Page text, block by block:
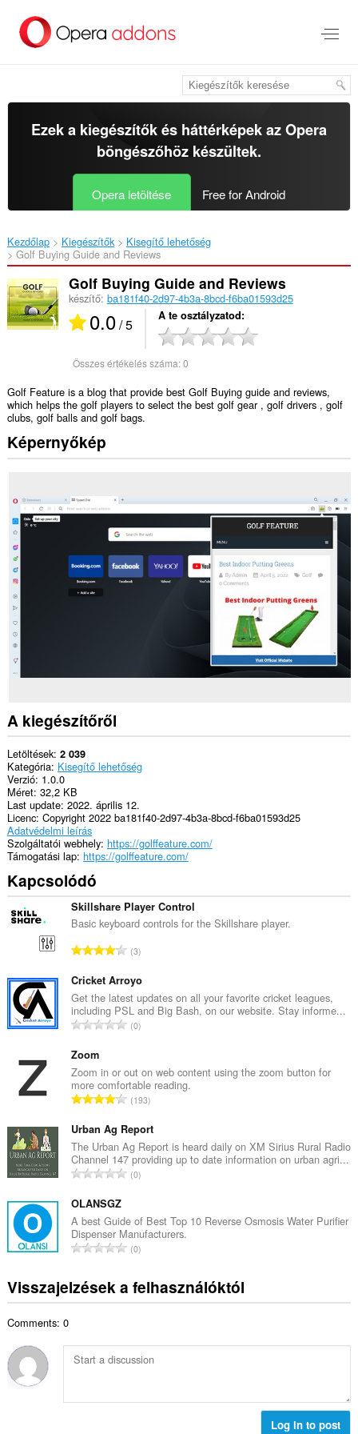
Ezek a kiegészítők és háttérképek azOpera
böngészőhözkészültek.
Opera letöltése Free for Android
Kezdőlap Kiegészítők
Kisegítő lehetőség
Golf Buying Guide and Reviews‎
Golf Buying Guide and Reviews
készítő: ba181f40-2d97-4b3a-8bcd-f6ba01593d25
0.0/ 5 A te osztályzatod
Összes értékelés száma:0
Golf Feature is a blog that provide best Golf Buying guide and reviews,
which helps the golf players to select the best golf gear , golf drivers , golf
clubs, golf balls and golf bags.
Képernyőkép
A kiegészítőről
Letöltések 2 039
Kategória Kisegítő lehetőség
Verzió 1.0.0
Méret 32,2 KB
Last update 2022. április 12.
Licenc Copyright 2022 ba181f40-2d97-4b3a-8bcd-f6ba01593d25
Adatvédelmi leírás
Szolgáltatói webhely https://golffeature.com/
Támogatási lap https://golffeature.com/
Kapcsolódó
Skillshare Player Control
Basic keyboard controls for the Skillshare player.
Ö
s
z
e
s
t
é
k
e
l
é
s
á
m
a
3
Cricket Arroyo
Get the latest updates on all your favorite cricket leagues,
including PSL and Big Bash, on our website. Stay informe...
Ö
z
e
s
r
t
é
k
l
é
s
z
á
:
0
Zoom
Zoom in or out on web content using the zoom button for
more comfortable reading.
Ö
s
z
e
s
t
é
k
l
é
z
a
193
Urban Ag Report
The Urban Ag Report is heard daily on XM Sirius Rural Radio
Channel 147 providing up to date information on urban agri...
Ö
z
e
s
r
t
e
l
0
OLANSGZ
A best Guide of Best Top 10 Reverse Osmosis Water Purifier
Dispenser Manufacturers.
Ö
z
é
r
k
0
Visszajelzések a felhasználóktól
Comments: 0
Log in to post